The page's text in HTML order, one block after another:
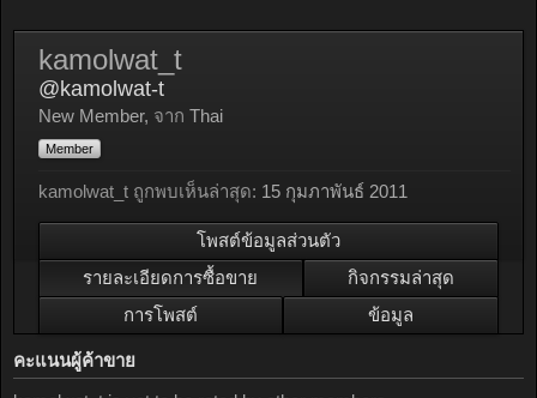
kamolwat_t
@kamolwat-t
New Member, จาก Thai
Member
kamolwat_t ถูกพบเห็นล่าสุด: 15 กุมภาพันธ์ 2011
โพสต์ข้อมูลส่วนตัว
รายละเอียดการซื้อขาย
กิจกรรมล่าสุด
การโพสต์
ข้อมูล
คะแนนผู้ค้าขาย